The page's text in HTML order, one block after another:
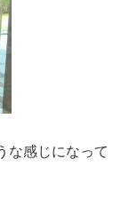
な感じになって